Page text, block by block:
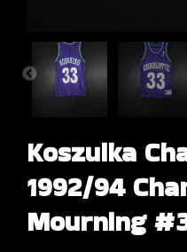
Koszulka
1992/94
Mourning